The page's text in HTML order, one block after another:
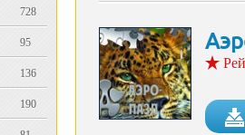
728
95
136
190